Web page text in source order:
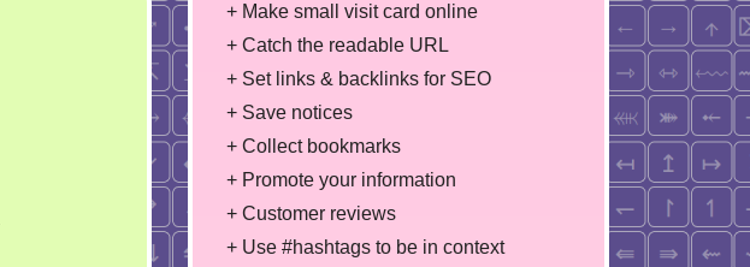
+ Make small visit card online
+ Catch the readable URL
+ Set links & backlinks for SEO
+ Save notices
+ Collect bookmarks
+ Promote your information
+ Customer reviews
+ Use #hashtags to be in context